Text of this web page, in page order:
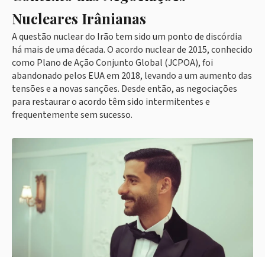
Nucleares Irânianas
A questão nuclear do Irão tem sido um ponto de discórdia
há mais de uma década. O acordo nuclear de 2015, conhecido
como Plano de Ação Conjunto Global (JCPOA), foi
abandonado pelos EUA em 2018, levando a um aumento das
tensões e a novas sanções. Desde então, as negociações
para restaurar o acordo têm sido intermitentes e
frequentemente sem sucesso.